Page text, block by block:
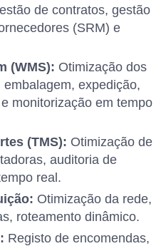
de contratos, gestão
(SRM) e
(WMS): Otimização dos
expedição,
monitorização em tempo
(TMS): Otimização de
auditoria de
real.
Otimização da rede,
roteamento dinâmico.
Registo de encomendas,